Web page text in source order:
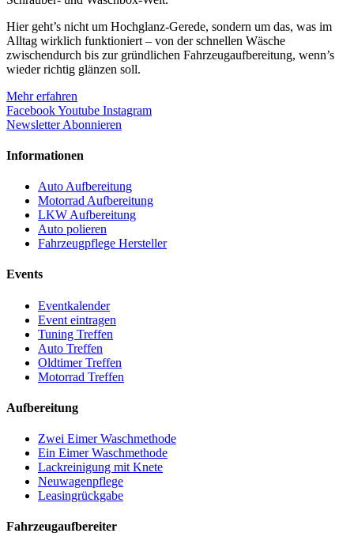
Hier geht’s nicht um Hochglanz-Gerede, sondern um das, was im
Alltag wirklich funktioniert – von der schnellen Wäsche
zwischendurch bis zur gründlichen Fahrzeugaufbereitung, wenn’s
wieder richtig glänzen soll.
Mehr erfahren
FacebookYoutube Instagram
Newsletter Abonnieren
Informationen
Auto Aufbereitung
Motorrad Aufbereitung
LKW Aufbereitung
Auto polieren
Fahrzeugpflege Hersteller
Events
Eventkalender
Event eintragen
Tuning Treffen
Auto Treffen
Oldtimer Treffen
Motorrad Treffen
Aufbereitung
Zwei Eimer Waschmethode
Ein Eimer Waschmethode
Lackreinigung mit Knete
Neuwagenpflege
Leasingrückgabe
Fahrzeugaufbereiter